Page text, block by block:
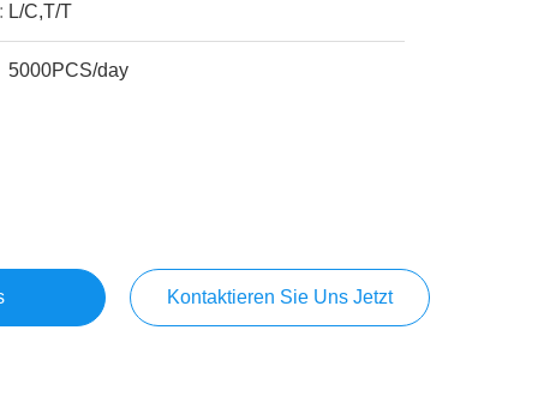
L/C,T/T
5000PCS/day
Kontaktieren Sie Uns Jetzt